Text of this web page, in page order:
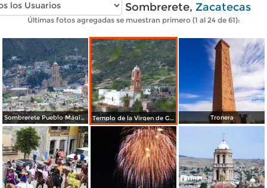
Fotos modernas de Sombrerete, Zacatecas
Últimas fotos agregadas se muestran primero (1 al 24 de 61):
Sombrerete Pueblo Mágico Templo de la Virgen de Guadalupe Tronera